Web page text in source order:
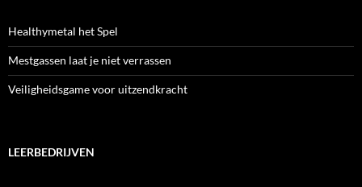
Healthymetal het Spel
Mestgassen laat je niet verrassen
Veiligheidsgame voor uitzendkracht
LEERBEDRIJVEN